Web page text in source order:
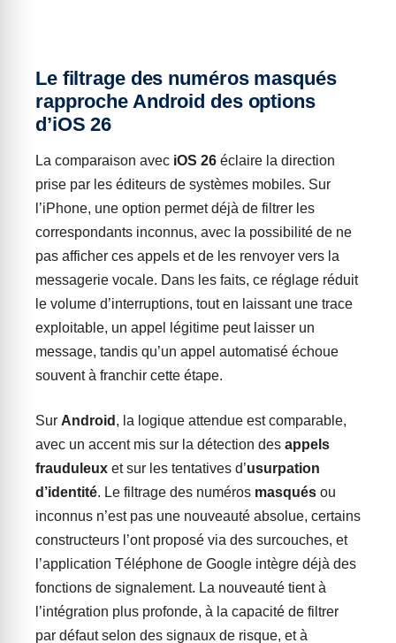
Le filtrage des numéros masqués
rapproche Android des options
d’iOS 26
La comparaison avec iOS 26 éclaire la direction
prise par les éditeurs de systèmes mobiles. Sur
l’iPhone, une option permet déjà de filtrer les
correspondants inconnus, avec la possibilité de ne
pas afficher ces appels et de les renvoyer vers la
messagerie vocale. Dans les faits, ce réglage réduit
le volume d’interruptions, tout en laissant une trace
exploitable, un appel légitime peut laisser un
message, tandis qu’un appel automatisé échoue
souvent à franchir cette étape.
Sur Android , la logique attendue est comparable,
avec un accent mis sur la détection des appels
frauduleux et sur les tentatives d’usurpation
d’identité. Le filtrage des numéros masqués ou
inconnus n’est pas une nouveauté absolue, certains
constructeurs l’ont proposé via des surcouches, et
l’application Téléphone de Google intègre déjà des
fonctions de signalement. La nouveauté tient à
l’intégration plus profonde, à la capacité de filtrer
par défaut selon des signaux de risque, et à